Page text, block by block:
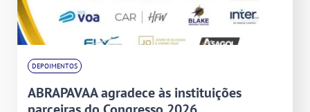
DEPOIMENTOS
ABRAPAVAA agradece às instituições